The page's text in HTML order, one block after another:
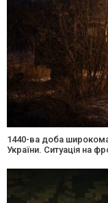
1440-ва доба
України. Ситуація на